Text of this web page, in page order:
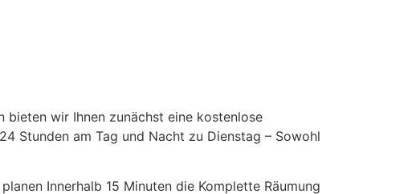
bieten wir Ihnen zunächst eine kostenlose
Stunden am Tag und Nacht zu Dienstag – Sowohl
Innerhalb 15 Minuten die Komplette Räumung